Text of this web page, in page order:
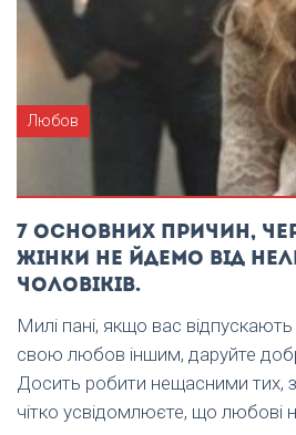
Любов
7 основних причин,
жінки не йдемо від
чоловіків.
Милі пані, якщо вас відпускають
свою любов іншим, даруйте
Досить робити нещасними тих,
чітко усвідомлюєте, що любові